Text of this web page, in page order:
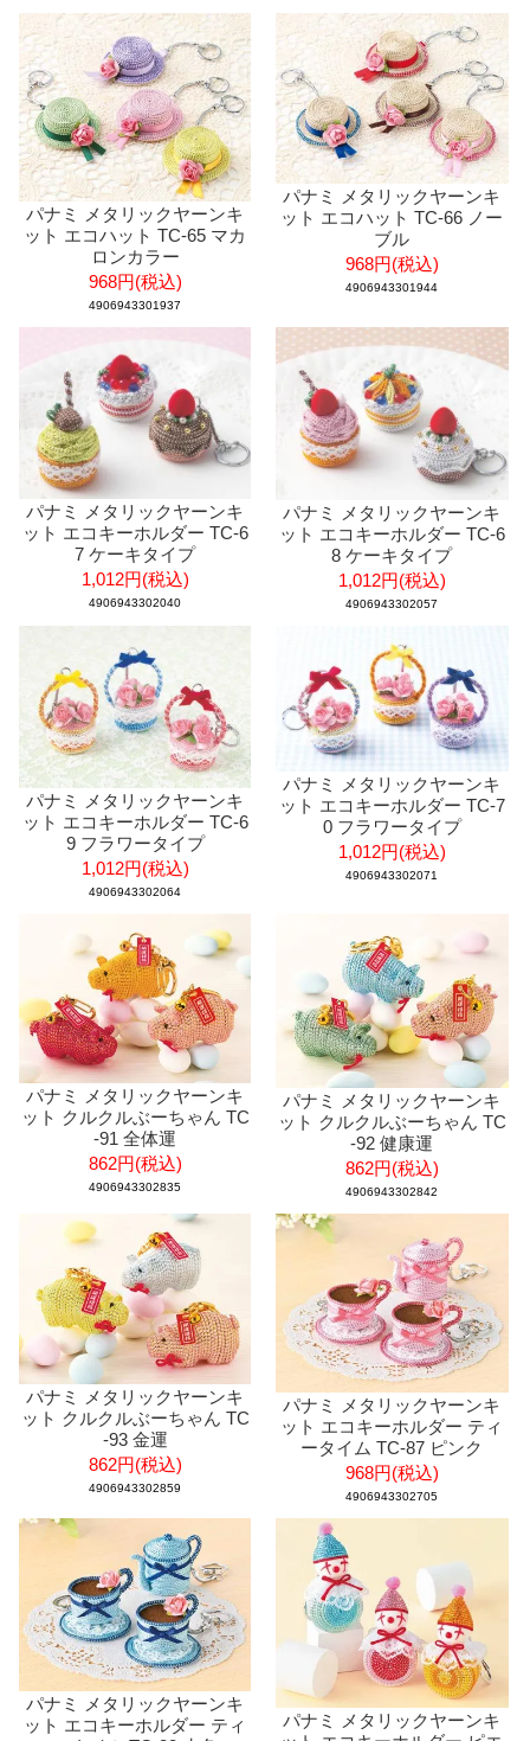
パナミ メタリックヤーンキ
ット エコハット TC-65 マカ
ロンカラー
968円(税込)
4906943301937
パナミ メタリックヤーンキ
ット エコハット TC-66 ノー
ブル
968円(税込)
4906943301944
パナミ メタリックヤーンキ
ット エコキーホルダー TC-6
7 ケーキタイプ
1,012円(税込)
4906943302040
パナミ メタリックヤーンキ
ット エコキーホルダー TC-6
8 ケーキタイプ
1,012円(税込)
4906943302057
パナミ メタリックヤーンキ
ット エコキーホルダー TC-6
9 フラワータイプ
1,012円(税込)
4906943302064
パナミ メタリックヤーンキ
ット エコキーホルダー TC-7
0 フラワータイプ
1,012円(税込)
4906943302071
パナミ メタリックヤーンキ
ット クルクルぶーちゃん TC
-91 全体運
862円(税込)
4906943302835
パナミ メタリックヤーンキ
ット クルクルぶーちゃん TC
-92 健康運
862円(税込)
4906943302842
パナミ メタリックヤーンキ
ット クルクルぶーちゃん TC
-93 金運
862円(税込)
4906943302859
パナミ メタリックヤーンキ
ット エコキーホルダー ティ
ータイム TC-87 ピンク
968円(税込)
4906943302705
パナミ メタリックヤーンキ
ット エコキーホルダー ティ
パナミ メタリックヤーンキ